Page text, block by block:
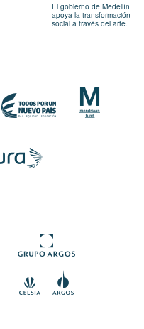
El gobierno de Medellín
apoya la transformación
social a través del arte.